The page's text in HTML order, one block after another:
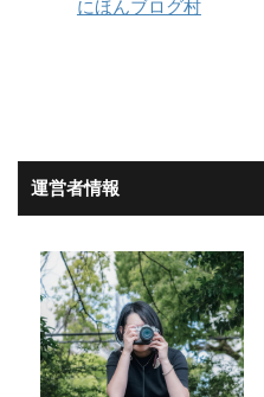
にほんブログ村
運営者情報